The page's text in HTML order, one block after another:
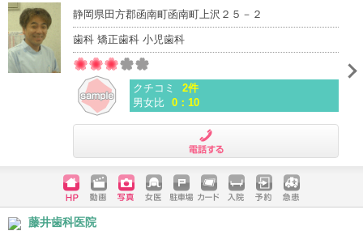
静岡県田方郡函南町函南町上沢２５－２
歯科 矯正歯科 小児歯科
クチコミ
2件
男女比 0：10
ホームペ
ージ
動画 写真 女医 駐車場
クレジッ
入院 予約 急患
藤井歯科医院